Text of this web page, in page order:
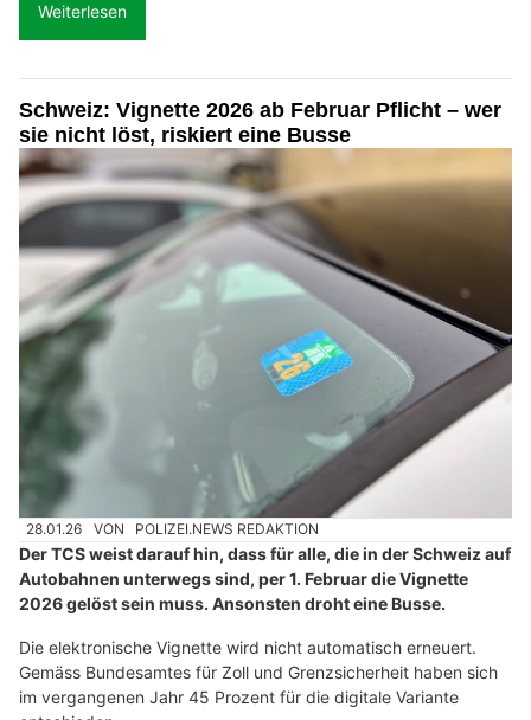
Weiterlesen
Schweiz: Vignette 2026 ab Februar Pflicht – wer
sie nicht löst, riskiert eine Busse
28.01.26 VON POLIZEI.NEWS REDAKTION
Der TCS weist darauf hin, dass für alle, die in der Schweiz auf
Autobahnen unterwegs sind, per 1. Februar die Vignette
2026 gelöst sein muss. Ansonsten droht eine Busse.
Die elektronische Vignette wird nicht automatisch erneuert.
Gemäss Bundesamtes für Zoll und Grenzsicherheit haben sich
im vergangenen Jahr 45 Prozent für die digitale Variante